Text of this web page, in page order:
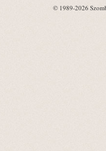
© 1989-2026